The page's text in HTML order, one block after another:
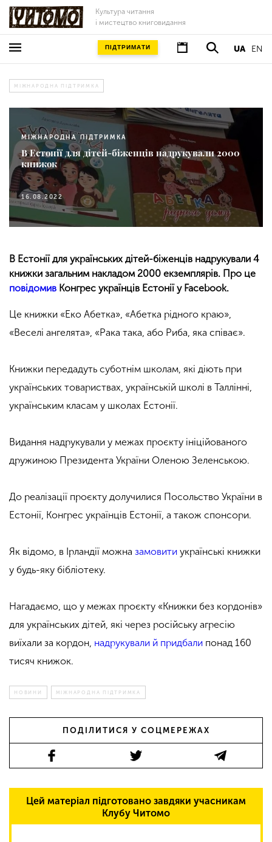
Культура читання
і мистецтво книговидання
UA EN
ПІДТРИМАТИ
МІЖНАРОДНА ПІДТРИМКА
МІЖНАРОДНА ПІДТРИМКА
В Естонії для дітей-біженців надрукували 2000
книжок
16.08.2022
В Естонії для українських дітей-біженців надрукували 4
книжки загальним накладом 2000 екземплярів. Про це
повідомив Конгрес українців Естонії у Facebook.
Це книжки «Еко Абетка», «Абетка рідного краю»,
«Веселі ангелята», «Рака така, або Риба, яка співає».
Книжки передадуть суботнім школам, які діють при
українських товариствах, українській школі в Таллінні,
українським класам у школах Естонії.
Видання надрукували у межах проєкту ініційованого
дружиною Президента України Оленою Зеленською.
До реалізації проєкту долучилися Посольство України в
Естонії, Конгрес українців Естонії, а також спонсори.
Як відомо, в Ірландії можна замовити українські книжки
у будь-яку бібліотеку.
Нагадаємо, що у межах проєкту «Книжки без кордонів»
для українських дітей, які через російську агресію
виїхали за кордон, надрукували й придбали понад 160
тисяч книжок.
НОВИНИ МІЖНАРОДНА ПІДТРИМКА
ПОДІЛИТИСЯ У СОЦМЕРЕЖАХ
Цей матеріал підготовано завдяки учасникам
Клубу Читомо